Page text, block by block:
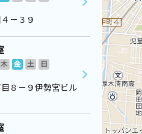
－３９
木 金 土
日
８－９伊勢宮ビル